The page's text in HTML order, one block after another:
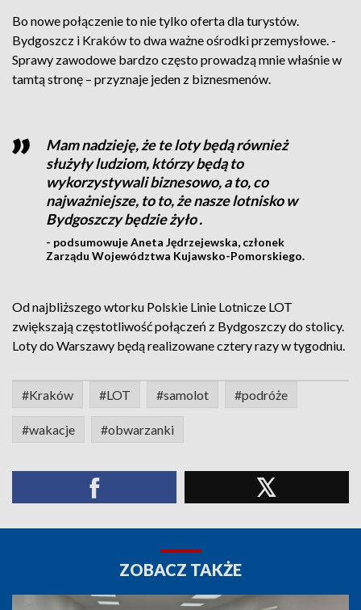
Bo nowe połączenie to nie tylko oferta dla turystów.
Bydgoszcz i Kraków to dwa ważne ośrodki przemysłowe. -
Sprawy zawodowe bardzo często prowadzą mnie właśnie w
tamtą stronę – przyznaje jeden z biznesmenów.
Mam nadzieję, że te loty będą również
służyły ludziom, którzy będą to
wykorzystywali biznesowo, a to, co
najważniejsze, to to, że nasze lotnisko w
Bydgoszczy będzie żyło .
- podsumowuje Aneta Jędrzejewska, członek
Zarządu Województwa Kujawsko-Pomorskiego.
Od najbliższego wtorku Polskie Linie Lotnicze LOT
zwiększają częstotliwość połączeń z Bydgoszczy do stolicy.
Loty do Warszawy będą realizowane cztery razy w tygodniu.
#Kraków #LOT #samolot #podróże
#wakacje #obwarzanki
ZOBACZ TAKŻE